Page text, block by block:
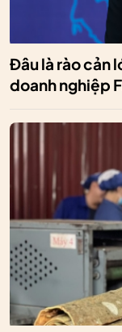
Đâu là rào cản
doanh nghiệp